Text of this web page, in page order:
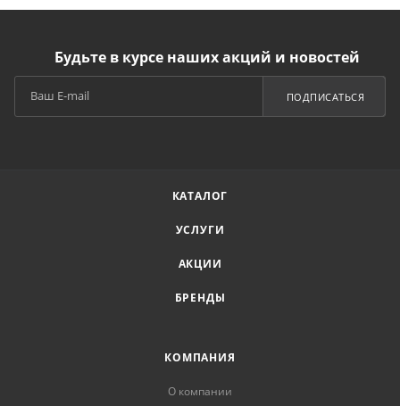
Будьте в курсе наших акций и новостей
ПОДПИСАТЬСЯ
КАТАЛОГ
УСЛУГИ
АКЦИИ
БРЕНДЫ
КОМПАНИЯ
О компании